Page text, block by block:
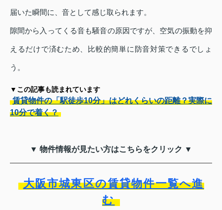
届いた瞬間に、音として感じ取られます。
隙間から入ってくる音も騒音の原因ですが、空気の振動を抑
えるだけで済むため、比較的簡単に防音対策できるでしょ
う。
▼この記事も読まれています
賃貸物件の「駅徒歩10分」はどれくらいの距離？実際に
10分で着く？
▼ 物件情報が見たい方はこちらをクリック ▼
大阪市城東区の賃貸物件一覧へ進
む